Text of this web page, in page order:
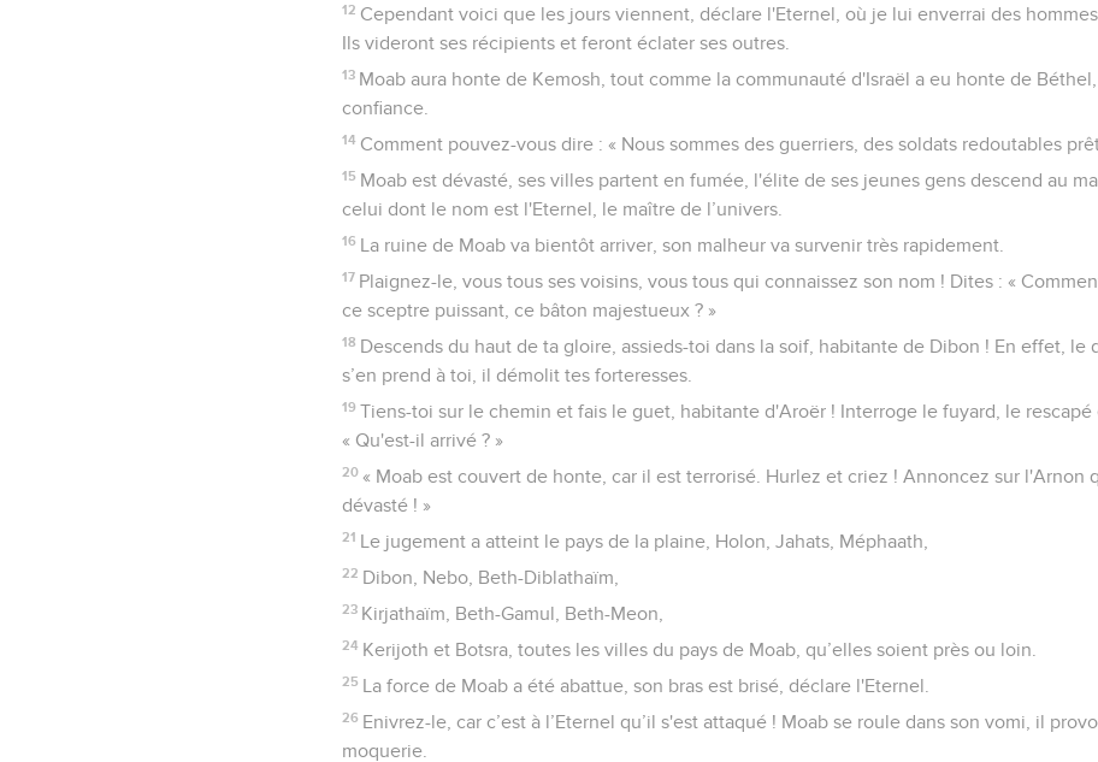
12 Cependant voici que les jours viennent, déclare l'Eternel, où je lui enverrai des hommes
Ils videront ses récipients et feront éclater ses outres.
13 Moab aura honte de Kemosh, tout comme la communauté d'Israël a eu honte de
confiance.
14 Comment pouvez-vous dire : « Nous sommes des guerriers, des soldats redoutables
15 Moab est dévasté, ses villes partent en fumée, l'élite de ses jeunes gens descend au
celui dont le nom est l'Eternel, le maître de l’univers.
16 La ruine de Moab va bientôt arriver, son malheur va survenir très rapidement.
17 Plaignez-le, vous tous ses voisins, vous tous qui connaissez son nom ! Dites : «
ce sceptre puissant, ce bâton majestueux ? »
18 Descends du haut de ta gloire, assieds-toi dans la soif, habitante de Dibon ! En effet, le
s’en prend à toi, il démolit tes forteresses.
19 Tiens-toi sur le chemin et fais le guet, habitante d'Aroër ! Interroge le fuyard, le rescapé
« Qu'est-il arrivé ? »
20 « Moab est couvert de honte, car il est terrorisé. Hurlez et criez ! Annoncez sur l'Arnon
dévasté ! »
21 Le jugement a atteint le pays de la plaine, Holon, Jahats, Méphaath,
22 Dibon, Nebo, Beth-Diblathaïm,
23 Kirjathaïm, Beth-Gamul, Beth-Meon,
24 Kerijoth et Botsra, toutes les villes du pays de Moab, qu’elles soient près ou loin.
25 La force de Moab a été abattue, son bras est brisé, déclare l'Eternel.
26 Enivrez-le, car c’est à l’Eternel qu’il s'est attaqué ! Moab se roule dans son vomi, il
moquerie.